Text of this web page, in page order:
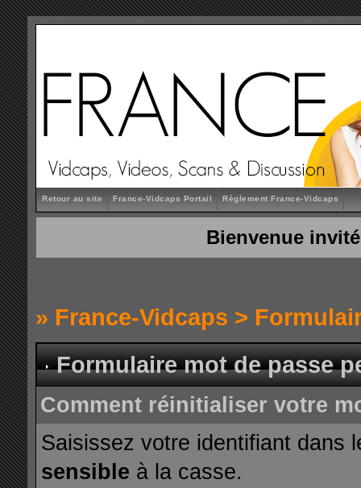
Retour au site France-Vidcaps Portail Règlement France-Vidcaps
Bienvenue invité
» France-Vidcaps >
Formulaire mot de passe
Comment réinitialiser votre
Saisissez votre identifiant dans
sensible à la casse.